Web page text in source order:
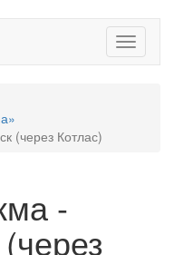
(через Котлас)
-